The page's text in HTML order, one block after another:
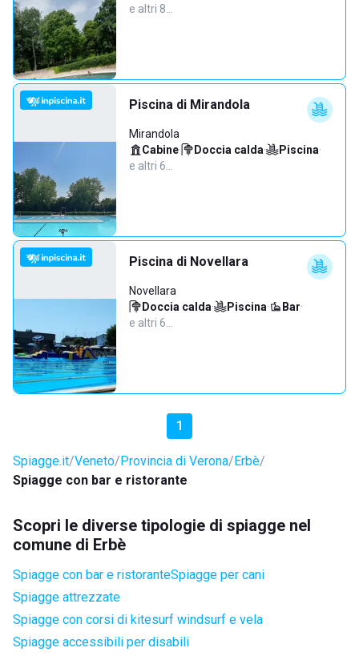
e altri 8…
Piscina di Mirandola
Mirandola
Cabine· Doccia calda· Piscina·
e altri 6…
Piscina di Novellara
Novellara
Doccia calda· Piscina· Bar·
e altri 6…
1
Spiagge.it Veneto Provincia di Verona Erbè
Spiagge con bar e ristorante
Scopri le diverse tipologie di spiagge nel
comune di Erbè
Spiagge con bar e ristoranteSpiagge per cani
Spiagge attrezzate
Spiagge con corsi di kitesurf windsurf e vela
Spiagge accessibili per disabili